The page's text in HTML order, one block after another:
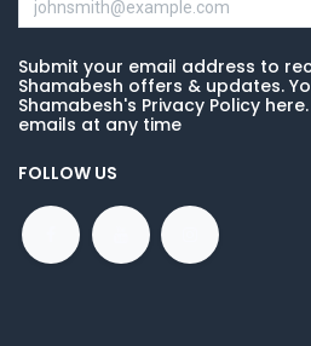
Submit your email address to
Shamabesh offers & updates.
Shamabesh's Privacy Policy
emails at any time
FOLLOW US